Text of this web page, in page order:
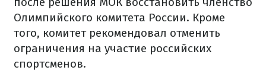
Олимпийского комитета России. Кроме
того, комитет рекомендовал отменить
ограничения на участие российских
спортсменов.